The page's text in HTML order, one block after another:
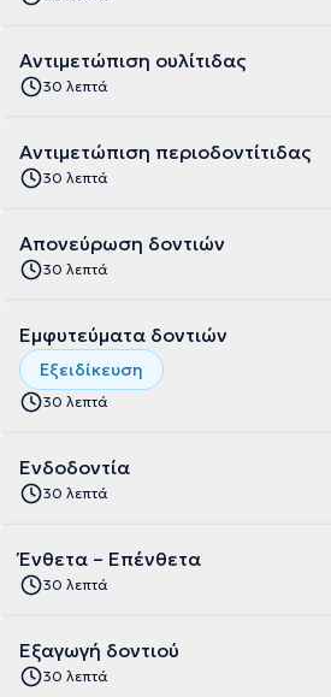
Αντιμετώπιση ουλίτιδας
30 λεπτά
Αντιμετώπιση περιοδοντίτιδας
30 λεπτά
Απονεύρωση δοντιών
30 λεπτά
Εμφυτεύματα δοντιών
Εξειδίκευση
30 λεπτά
Ενδοδοντία
30 λεπτά
Ένθετα – Επένθετα
30 λεπτά
Εξαγωγή δοντιού
30 λεπτά